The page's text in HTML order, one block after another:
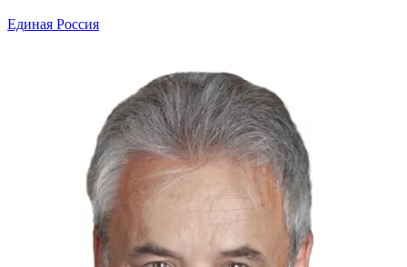
Единая Россия